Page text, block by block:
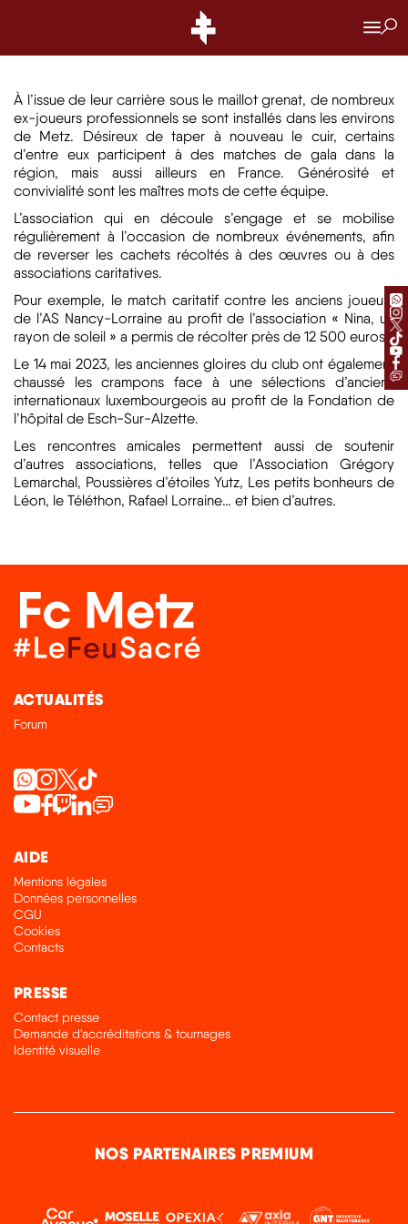
ASSOCIATION DES ANCIENS
ASSOCIATION DES ANCIENS
À l’issue de leur carrière sous le maillot grenat, de nombreux
ex-joueurs professionnels se sont installés dans les environs
de Metz. Désireux de taper à nouveau le cuir, certains
d’entre eux participent à des matches de gala dans la
région, mais aussi ailleurs en France. Générosité et
convivialité sont les maîtres mots de cette équipe.
L’association qui en découle s’engage et se mobilise
régulièrement à l’occasion de nombreux événements, afin
de reverser les cachets récoltés à des œuvres ou à des
associations caritatives.
Pour exemple, le match caritatif contre les anciens joueurs
de l’AS Nancy-Lorraine au profit de l’association « Nina, un
rayon de soleil » a permis de récolter près de 12 500 euros.
Le 14 mai 2023, les anciennes gloires du club ont également
chaussé les crampons face à une sélections d’anciens
internationaux luxembourgeois au profit de la Fondation de
l’hôpital de Esch-Sur-Alzette.
Les rencontres amicales permettent aussi de soutenir
d’autres associations, telles que l’Association Grégory
Lemarchal, Poussières d’étoiles Yutz, Les petits bonheurs de
Léon, le Téléthon, Rafael Lorraine… et bien d’autres.
ACTUALITÉS
Forum
AIDE
Mentions légales
Données personnelles
CGU
Cookies
Contacts
PRESSE
Contact presse
Demande d'accréditations & tournages
Identité visuelle
NOS PARTENAIRES PREMIUM